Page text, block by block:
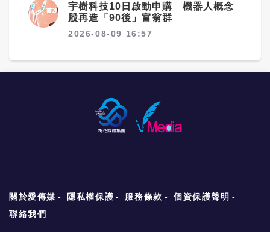
宇樹科技10日啟動申購 機器人概念
股再造「90後」富翁群
2026-08-09 16:57
關於愛傳媒 隱私權保護 服務條款
個資保護聲明
聯絡我們